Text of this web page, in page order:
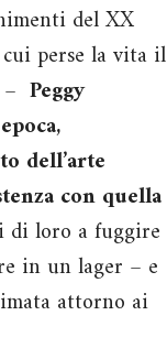
del XX
perse la vita il
Peggy
dell’arte
con quella
di loro a fuggire
in un lager – e
attorno ai